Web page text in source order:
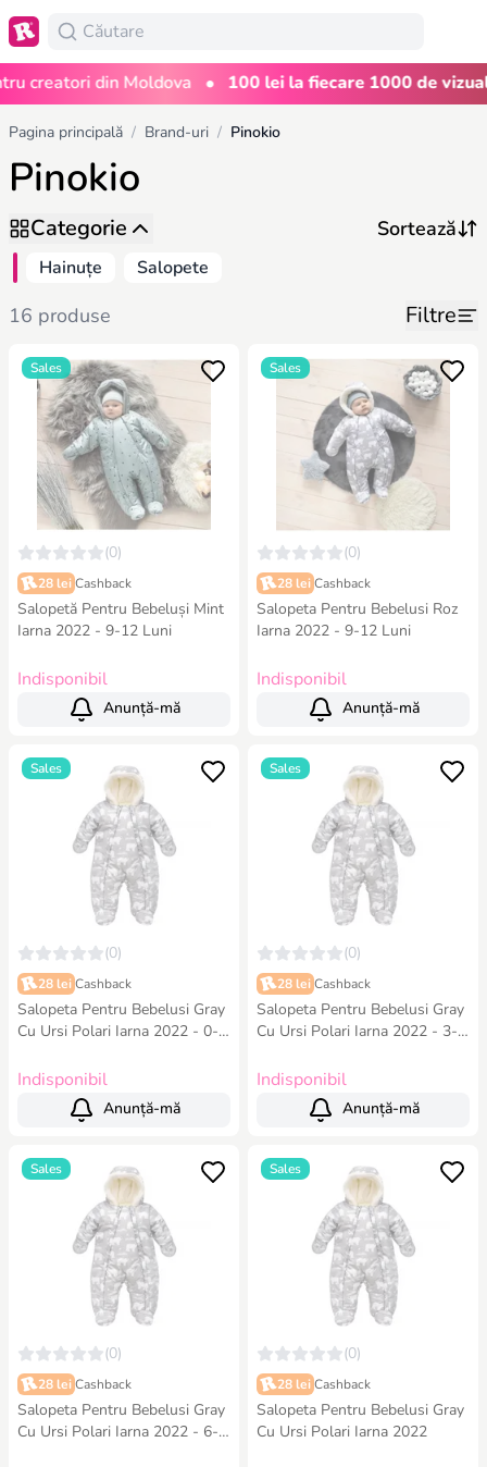
din Moldova • 100 lei la fiecare 1000 de
Pagina principală / Brand-uri / Pinokio
Pinokio
Categorie
Hainuțe Salopete
16 produse Filtre
Sales
(0)
28 lei Cashback
Salopetă Pentru Bebeluși Mint
Iarna 2022 - 9-12 Luni
Indisponibil
Anunță-mă
Sales
(0)
28 lei Cashback
Salopeta Pentru Bebelusi Roz
Iarna 2022 - 9-12 Luni
Indisponibil
Anunță-mă
Sales
(0)
28 lei Cashback
Salopeta Pentru Bebelusi Gray
Cu Ursi Polari Iarna 2022 - 0-3
Indisponibil
Anunță-mă
Sales
(0)
28 lei Cashback
Salopeta Pentru Bebelusi Gray
Cu Ursi Polari Iarna 2022 - 3-6
Indisponibil
Anunță-mă
Sales
(0)
28 lei Cashback
Salopeta Pentru Bebelusi Gray
Cu Ursi Polari Iarna 2022 - 6-9
Sales
(0)
28 lei Cashback
Salopeta Pentru Bebelusi Gray
Cu Ursi Polari Iarna 2022